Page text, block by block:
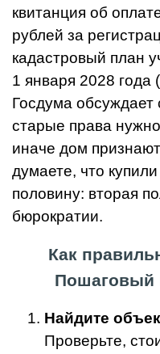
квитанция об
рублей за
кадастровый план
1 января 2028
Госдума
старые права
иначе дом
думаете, что
половину: вторая
бюрократии.
Как
Пошаговый
Найдите
Проверьте,